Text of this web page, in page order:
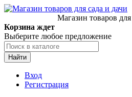
Магазин товаров для
Корзина ждет
Выберите любое предложение
Найти
Вход
Регистрация